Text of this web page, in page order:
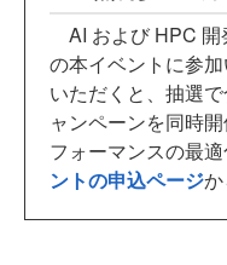
AI および HPC 開
の本イベントに参
いただくと、抽選
ャンペーンを同時
フォーマンスの最適
ントの申込ページか